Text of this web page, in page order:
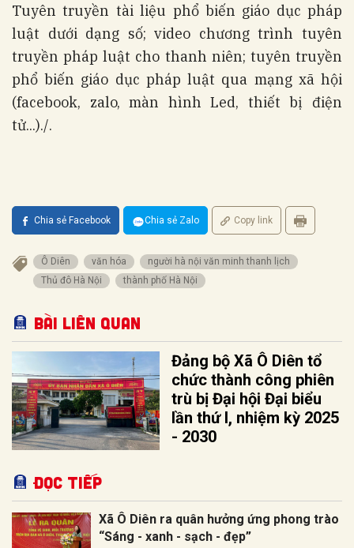
Tuyên truyền tài liệu phổ biến giáo dục pháp
luật dưới dạng số; video chương trình tuyên
truyền pháp luật cho thanh niên; tuyên truyền
phổ biến giáo dục pháp luật qua mạng xã hội
(facebook, zalo, màn hình Led, thiết bị điện
tử...)./.
Chia sẻ Facebook Chia sẻ Zalo Copy link
Ô Diên văn hóa
người hà nội văn minh thanh lịch
Thủ đô Hà Nội
thành phố Hà Nội
Bài liên quan
Đảng bộ Xã Ô Diên tổ
chức thành công phiên
trù bị Đại hội Đại biểu
lần thứ I, nhiệm kỳ 2025
- 2030
Đọc tiếp
Xã Ô Diên ra quân hưởng ứng phong trào
“Sáng - xanh - sạch - đẹp”